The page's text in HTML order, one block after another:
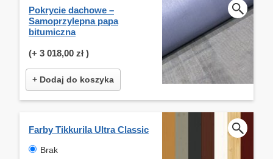
Pokrycie dachowe –
Samoprzylepna papa
bitumiczna
(+ 3 018,00 zł )
+ Dodaj do koszyka
Farby Tikkurila Ultra Classic
Brak